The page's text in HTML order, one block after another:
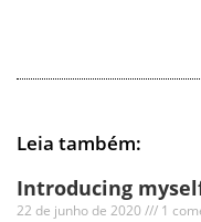
Leia também:
Introducing
22 de junho de 2020 1